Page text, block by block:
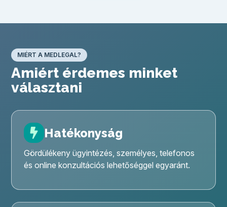
Amiért érdemes minket
választani
MIÉRT A MEDLEGAL?
Hatékonyság
Gördülékeny ügyintézés, személyes, telefonos
és online konzultációs lehetőséggel egyaránt.